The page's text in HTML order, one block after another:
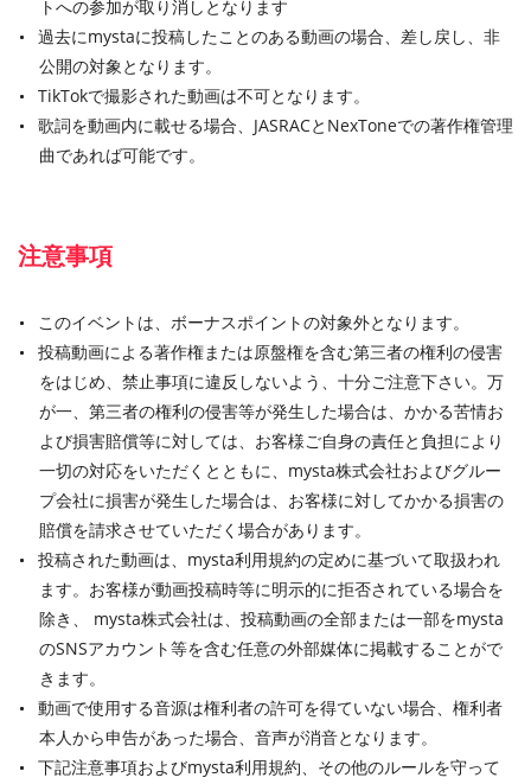
トへの参加が取り消しとなります
過去にmystaに投稿したことのある動画の場合、差し戻し、非
公開の対象となります。
TikTokで撮影された動画は不可となります。
歌詞を動画内に載せる場合、JASRACとNexToneでの著作権管理
曲であれば可能です。
注意事項
このイベントは、ボーナスポイントの対象外となります。
投稿動画による著作権または原盤権を含む第三者の権利の侵害
をはじめ、禁止事項に違反しないよう、十分ご注意下さい。万
が一、第三者の権利の侵害等が発生した場合は、かかる苦情お
よび損害賠償等に対しては、お客様ご自身の責任と負担により
一切の対応をいただくとともに、mysta株式会社およびグルー
プ会社に損害が発生した場合は、お客様に対してかかる損害の
賠償を請求させていただく場合があります。
投稿された動画は、mysta利用規約の定めに基づいて取扱われ
ます。お客様が動画投稿時等に明示的に拒否されている場合を
除き、 mysta株式会社は、投稿動画の全部または一部をmysta
のSNSアカウント等を含む任意の外部媒体に掲載することがで
きます。
動画で使用する音源は権利者の許可を得ていない場合、権利者
本人から申告があった場合、音声が消音となります。
下記注意事項およびmysta利用規約、その他のルールを守って